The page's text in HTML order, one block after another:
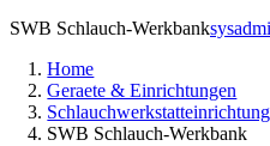
SWB Schlauch-Werkbank
Home
Geraete & Einrichtungen
Schlauchwerkstatteinrichtung
SWB Schlauch-Werkbank